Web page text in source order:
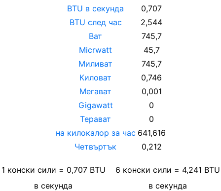
BTU в секунда
0,707
BTU след час
2,544
Ват
745,7
Micrwatt
45,7
Миливат
745,7
Киловат
0,746
Мегават
0,001
Gigawatt
0
Терават
0
на килокалор за час 641,616
Четвъртък
0,212
1 конски сили = 0,707 BTU
в секунда
6 конски сили = 4,241 BTU
в секунда